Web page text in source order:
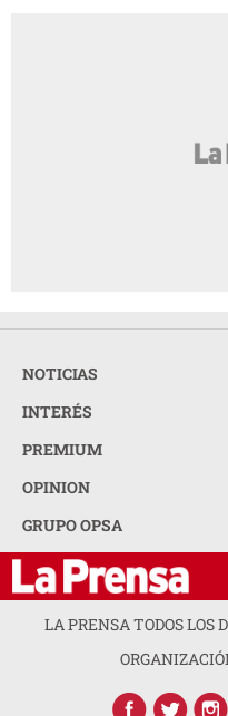
NOTICIAS
INTERÉS
PREMIUM
OPINION
GRUPO OPSA
LA PRENSA TODOS LOS